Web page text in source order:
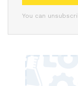
You can